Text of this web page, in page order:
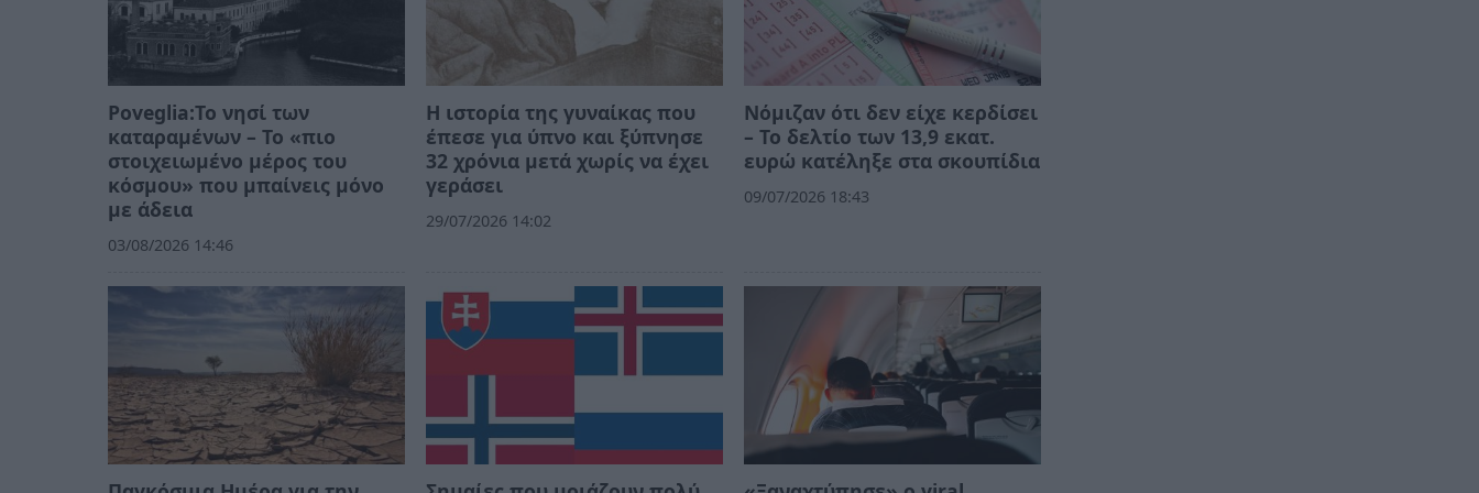
Poveglia:Το νησί των
καταραμένων – Το «πιο
στοιχειωμένο μέρος του
κόσμου» που μπαίνεις μόνο
με άδεια
03/08/2026 14:46
Η ιστορία της γυναίκας που
έπεσε για ύπνο και ξύπνησε
32 χρόνια μετά χωρίς να έχει
γεράσει
29/07/2026 14:02
Νόμιζαν ότι δεν είχε κερδίσει
– Το δελτίο των 13,9 εκατ.
ευρώ κατέληξε στα σκουπίδια
09/07/2026 18:43